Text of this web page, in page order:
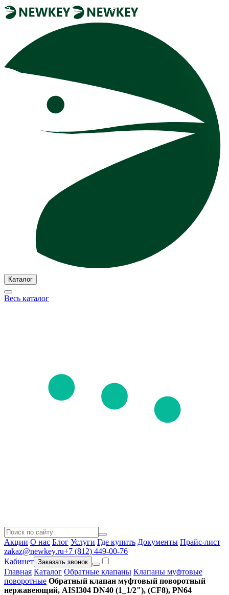
Каталог
Весь каталог
Акции О нас Блог Услуги Где купить Документы Прайс-лист
zakaz@newkey.ru+7 (812) 449-00-76
Кабинет Заказать звонок
Главная Каталог Обратные клапаны Клапаны муфтовые
поворотные Обратный клапан муфтовый поворотный
нержавеющий, AISI304 DN40 (1_1/2"), (CF8), PN64